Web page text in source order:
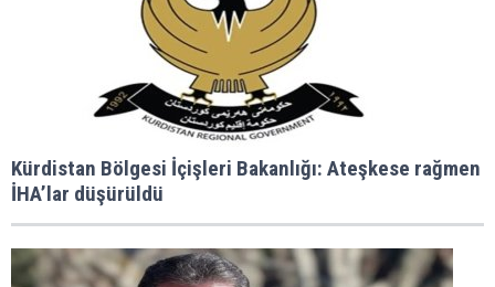
Kürdistan Bölgesi İçişleri Bakanlığı: Ateşkese rağmen
İHA’lar düşürüldü